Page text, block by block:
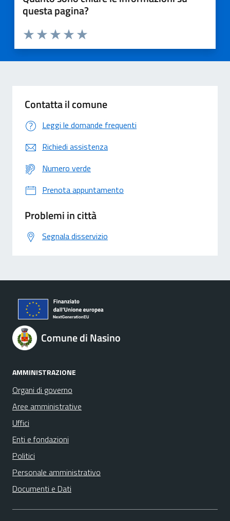
questa pagina?
Valuta 5 stelle su 5
Valuta 4 stelle su 5
Valuta 3 stelle su 5
Valuta 2 stelle su 5
Valuta 1 stelle su 5
Contatta il comune
Leggi le domande frequenti
Richiedi assistenza
Numero verde
Prenota appuntamento
Problemi in città
Segnala disservizio
Comune di Nasino
AMMINISTRAZIONE
Organi di governo
Aree amministrative
Uffici
Enti e fondazioni
Politici
Personale amministrativo
Documenti e Dati